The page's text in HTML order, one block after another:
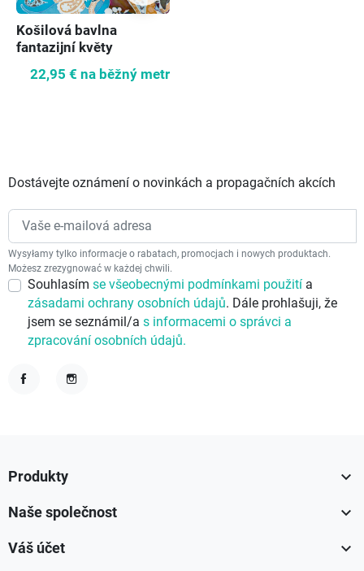
Košilová bavlna
fantazijní květy
22,95 € na běžný metr
Dostávejte oznámení o novinkách a propagačních akcích
Wysyłamy tylko informacje o rabatach, promocjach i nowych produktach.
Możesz zrezygnować w każdej chwili.
Souhlasím se všeobecnými podmínkami použití a
zásadami ochrany osobních údajů. Dále prohlašuji, že
jsem se seznámil/a s informacemi o správci a
zpracování osobních údajů.
Produkty 
Naše společnost 
Váš účet 